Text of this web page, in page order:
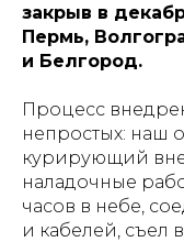
закрыв в
Пермь,
и Белгород.
Процесс
непростых: наш
курирующий
наладочные
часов в небе,
и кабелей, съел